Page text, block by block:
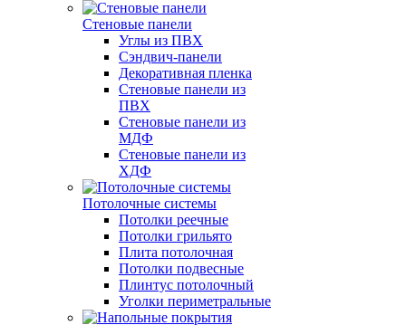
Стеновые панели
Углы из ПВХ
Сэндвич-панели
Декоративная пленка
Стеновые панели из
ПВХ
Стеновые панели из
МДФ
Стеновые панели из
ХДФ
Потолочные системы
Потолки реечные
Потолки грильято
Плита потолочная
Потолки подвесные
Плинтус потолочный
Уголки периметральные